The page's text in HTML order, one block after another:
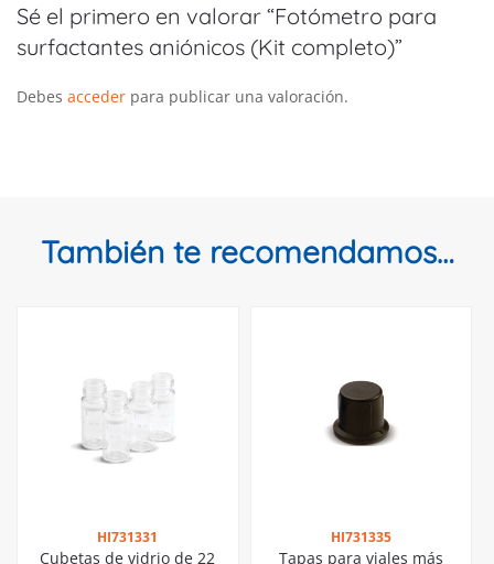
Sé el primero en valorar “Fotómetro para
surfactantes aniónicos (Kit completo)”
Debes acceder para publicar una valoración.
También te recomendamos…
HI731331
Cubetas de vidrio de 22
HI731335
Tapas para viales más